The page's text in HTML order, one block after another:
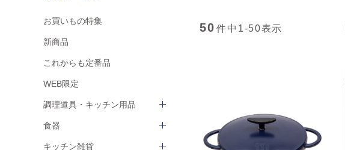
お買いもの特集
新商品
これからも定番品
WEB限定
調理道具・キッチン用品
食器
キッチン雑貨
50 件中 1-50表示